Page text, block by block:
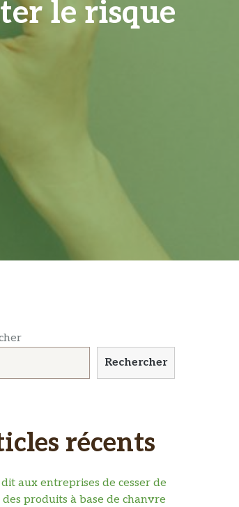
le risque
Rechercher
récents
aux entreprises de cesser de
produits à base de chanvre